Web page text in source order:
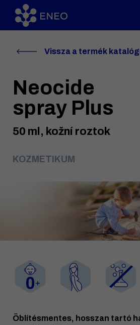
Vissza a termék
Neocide
spray Plus
50 ml, kožní roztok
KOZMETIKUM
Öblítésmentes, hosszan tartó